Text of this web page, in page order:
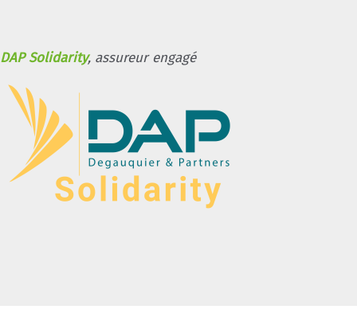
DAP Solidarity, assureur engagé